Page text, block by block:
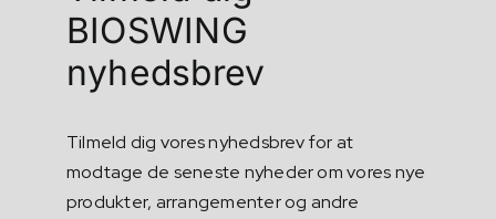
BIOSWING
nyhedsbrev
Tilmeld dig vores nyhedsbrev for at
modtage de seneste nyheder om vores nye
produkter, arrangementer og andre